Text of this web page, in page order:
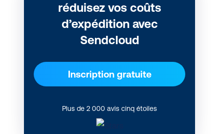
réduisez vos coûts
d’expédition avec
Sendcloud
Inscription gratuite
Plus de 2 000 avis cinq étoiles